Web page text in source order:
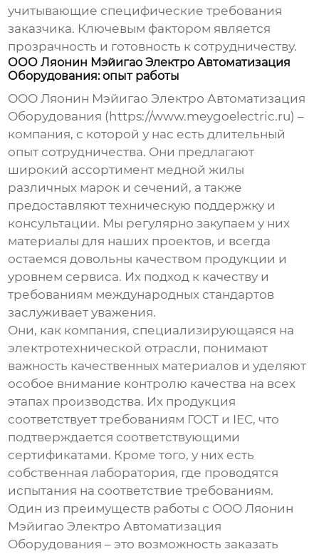
учитывающие специфические требования
заказчика. Ключевым фактором является
прозрачность и готовность к сотрудничеству.
ООО Ляонин Мэйигао Электро Автоматизация
Оборудования: опыт работы
ООО Ляонин Мэйигао Электро Автоматизация
Оборудования (https://www.meygoelectric.ru) –
компания, с которой у нас есть длительный
опыт сотрудничества. Они предлагают
широкий ассортимент медной жилы
различных марок и сечений, а также
предоставляют техническую поддержку и
консультации. Мы регулярно закупаем у них
материалы для наших проектов, и всегда
остаемся довольны качеством продукции и
уровнем сервиса. Их подход к качеству и
требованиям международных стандартов
заслуживает уважения.
Они, как компания, специализирующаяся на
электротехнической отрасли, понимают
важность качественных материалов и уделяют
особое внимание контролю качества на всех
этапах производства. Их продукция
соответствует требованиям ГОСТ и IEC, что
подтверждается соответствующими
сертификатами. Кроме того, у них есть
собственная лаборатория, где проводятся
испытания на соответствие требованиям.
Один из преимуществ работы с ООО Ляонин
Мэйигао Электро Автоматизация
Оборудования – это возможность заказать